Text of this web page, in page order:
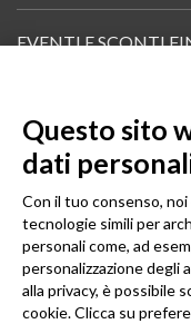
EVENTI E SCONTI
Scopri in anteprima i nuovi
Iscrivi alla Newsletter
SEGUICI
Questo sito
dati
Con il tuo consenso,
tecnologie simili per
personali come, ad
personalizzazione degli
alla privacy, è possibile
cookie. Clicca su